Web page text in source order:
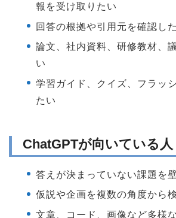
報を受け取りたい
回答の根拠や引用元を確認し
論文、社内資料、研修教材、
い
学習ガイド、クイズ、フラッ
たい
ChatGPTが向いている人
答えが決まっていない課題を
仮説や企画を複数の角度から
文章、コード、画像など多様